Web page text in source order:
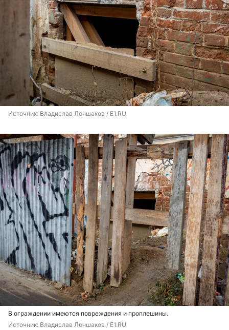
Источник: Владислав Лоншаков / E1.RU
В ограждении имеются повреждения и проплешины.
Источник: Владислав Лоншаков / E1.RU